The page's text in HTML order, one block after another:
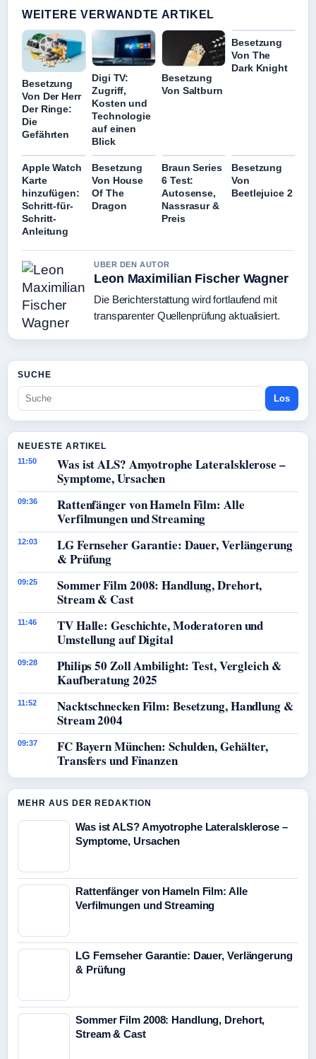
WEITERE VERWANDTE ARTIKEL
Besetzung
Von Der Herr
Der Ringe:
Die
Gefährten
Digi TV:
Zugriff,
Kosten und
Technologie
auf einen
Blick
Besetzung
Von Saltburn
Besetzung
Von The
Dark Knight
Apple Watch
Karte
hinzufügen:
Schritt-für-
Schritt-
Anleitung
Besetzung
Von House
Of The
Dragon
Braun Series
6 Test:
Autosense,
Nassrasur &
Preis
Besetzung
Von
Beetlejuice 2
UBER DEN AUTOR
Leon Maximilian Fischer Wagner
Die Berichterstattung wird fortlaufend mit
transparenter Quellenprüfung aktualisiert.
SUCHE
Los
NEUESTE ARTIKEL
11:50
Was ist ALS? Amyotrophe Lateralsklerose –
Symptome, Ursachen
09:36
Rattenfänger von Hameln Film: Alle
Verfilmungen und Streaming
12:03
LG Fernseher Garantie: Dauer, Verlängerung
& Prüfung
09:25
Sommer Film 2008: Handlung, Drehort,
Stream & Cast
11:46
TV Halle: Geschichte, Moderatoren und
Umstellung auf Digital
09:28
Philips 50 Zoll Ambilight: Test, Vergleich &
Kaufberatung 2025
11:52
Nacktschnecken Film: Besetzung, Handlung &
Stream 2004
09:37
FC Bayern München: Schulden, Gehälter,
Transfers und Finanzen
MEHR AUS DER REDAKTION
Was ist ALS? Amyotrophe Lateralsklerose –
Symptome, Ursachen
Rattenfänger von Hameln Film: Alle
Verfilmungen und Streaming
LG Fernseher Garantie: Dauer, Verlängerung
& Prüfung
Sommer Film 2008: Handlung, Drehort,
Stream & Cast